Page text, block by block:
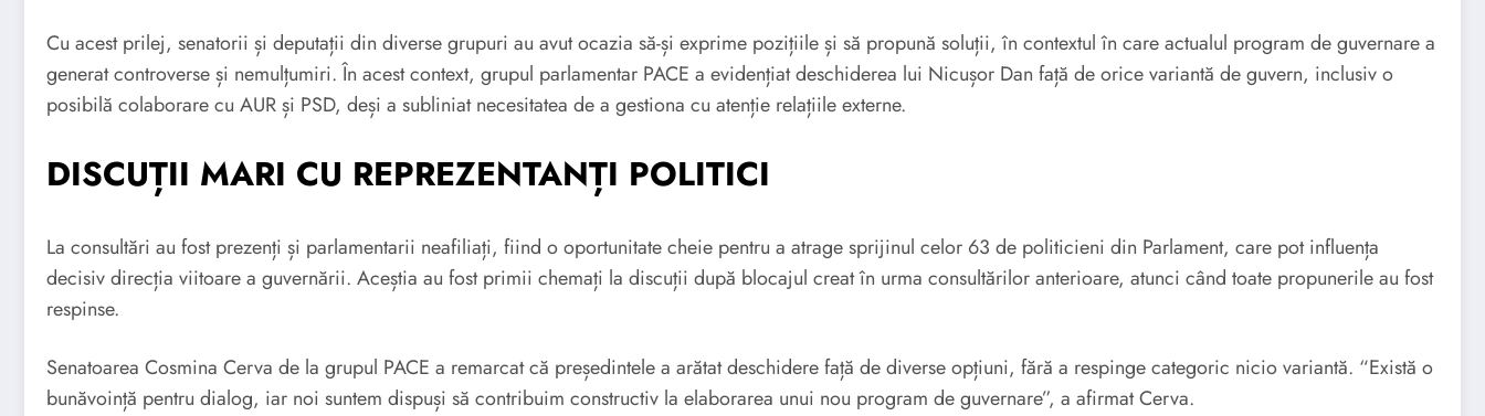
Cu acest prilej, senatorii și deputații din diverse grupuri au avut ocazia să-și exprime pozițiile și să propună soluții, în contextul în care actualul program de guvernare a
generat controverse și nemulțumiri. În acest context, grupul parlamentar PACE a evidențiat deschiderea lui Nicușor Dan față de orice variantă de guvern, inclusiv o
posibilă colaborare cu AUR și PSD, deși a subliniat necesitatea de a gestiona cu atenție relațiile externe.
DISCUȚII MARI CU REPREZENTANȚI POLITICI
La consultări au fost prezenți și parlamentarii neafiliați, fiind o oportunitate cheie pentru a atrage sprijinul celor 63 de politicieni din Parlament, care pot influența
decisiv direcția viitoare a guvernării. Aceștia au fost primii chemați la discuții după blocajul creat în urma consultărilor anterioare, atunci când toate propunerile au fost
respinse.
Senatoarea Cosmina Cerva de la grupul PACE a remarcat că președintele a arătat deschidere față de diverse opțiuni, fără a respinge categoric nicio variantă. “Există o
bunăvoință pentru dialog, iar noi suntem dispuși să contribuim constructiv la elaborarea unui nou program de guvernare”, a afirmat Cerva.